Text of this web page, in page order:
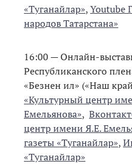
«Туганайлар»,Youtube
народов Татарстана»
16:00 — Онлайн-
Республиканского
«Безнен ил» («Наш
«Культурный центр
Емельянова»,
центр имени Я.Е.
газеты «Туганайлар»,
«Туганайлар»